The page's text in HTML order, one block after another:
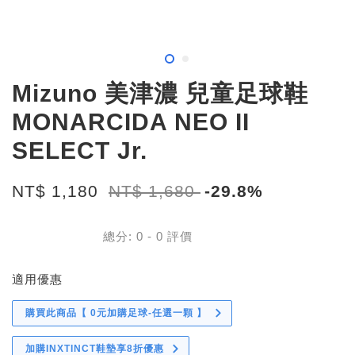
Mizuno 美津濃 兒童足球鞋
MONARCIDA NEO II
SELECT Jr.
NT$ 1,180 NT$ 1,680 -29.8%
總分: 0 - 0 評價
適用優惠
購買此商品【 0元加購足球-任選一顆 】
加購INXTINCT鞋墊享8折優惠